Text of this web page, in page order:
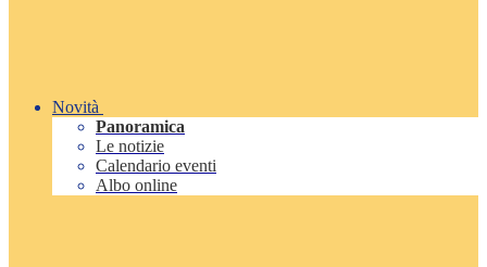
Novità
Panoramica
Le notizie
Calendario eventi
Albo online